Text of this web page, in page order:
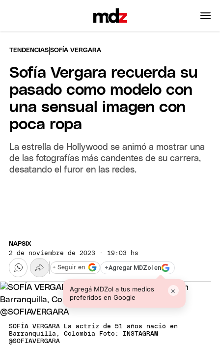
TENDENCIAS |SOFÍA VERGARA
Sofía Vergara recuerda su
pasado como modelo con
una sensual imagen con
poca ropa
La estrella de Hollywood se animó a mostrar una
de las fotografías más candentes de su carrera,
desatando el furor en las redes.
NAPSIX
2 de noviembre de 2023 · 19:03 hs
+Agregar MDZol en
Agregá MDZol a tus medios
preferidos en Google
×
+ Seguir en
SOFÍA VERGARA La actriz de 51 años nació en
Barranquilla, Colombia Foto: INSTAGRAM
@SOFIAVERGARA